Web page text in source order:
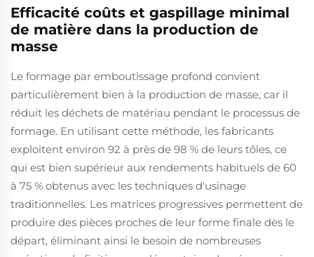
Efficacité coûts et gaspillage minimal
de matière dans la production de
masse
Le formage par emboutissage profond convient
particulièrement bien à la production de masse, car il
réduit les déchets de matériau pendant le processus de
formage. En utilisant cette méthode, les fabricants
exploitent environ 92 à près de 98 % de leurs tôles, ce
qui est bien supérieur aux rendements habituels de 60
à 75 % obtenus avec les techniques d'usinage
traditionnelles. Les matrices progressives permettent de
produire des pièces proches de leur forme finale dès le
départ, éliminant ainsi le besoin de nombreuses